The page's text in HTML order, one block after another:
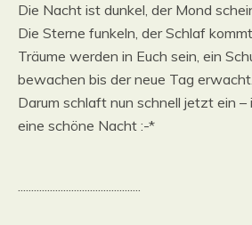
Die Nacht ist dunkel, der Mond
Die Sterne funkeln, der Schlaf
Träume werden in Euch sein, ein
bewachen bis der neue Tag erwacht.
Darum schlaft nun schnell jetzt ein –
eine schöne Nacht :-*
..............................................